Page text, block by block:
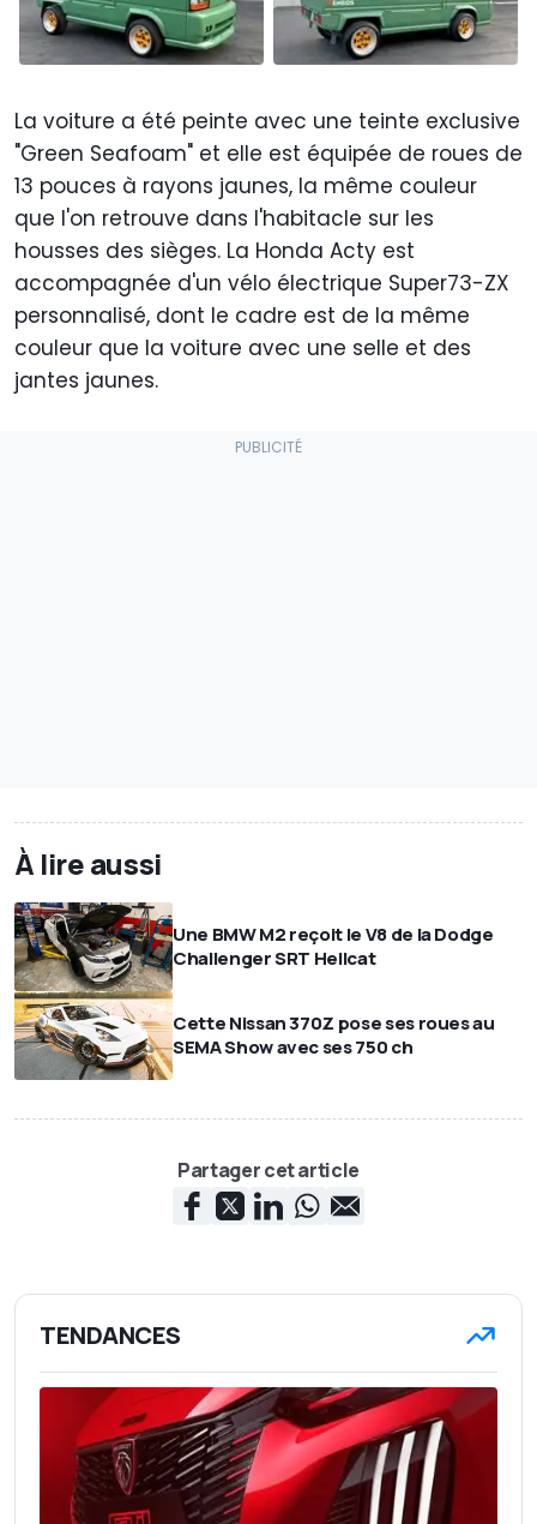
La voiture a été peinte avec une teinte exclusive
"Green Seafoam" et elle est équipée de roues de
13 pouces à rayons jaunes, la même couleur
que l'on retrouve dans l'habitacle sur les
housses des sièges. La Honda Acty est
accompagnée d'un vélo électrique Super73-ZX
personnalisé, dont le cadre est de la même
couleur que la voiture avec une selle et des
jantes jaunes.
À lire aussi
Une BMW M2 reçoit le V8 de la Dodge
Challenger SRT Hellcat
Cette Nissan 370Z pose ses roues au
SEMA Show avec ses 750 ch
Partager cet article
TENDANCES